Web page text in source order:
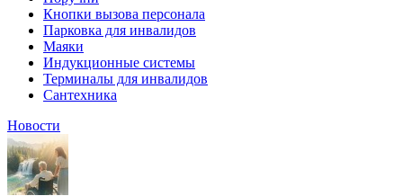
Кнопки вызова персонала
Парковка для инвалидов
Маяки
Индукционные системы
Терминалы для инвалидов
Сантехника
Новости